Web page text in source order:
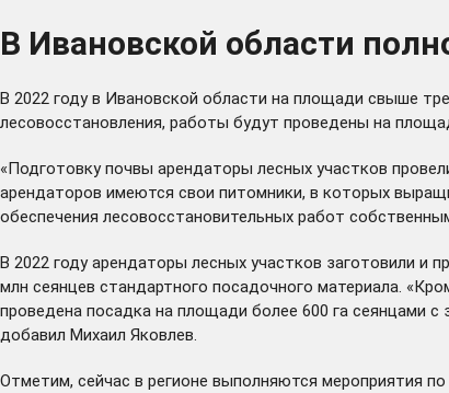
В Ивановской области
В 2022 году в Ивановской области на площади свыше
лесовосстановления, работы будут проведены на
«Подготовку почвы арендаторы лесных участков
арендаторов имеются свои питомники, в которых
обеспечения лесовосстановительных работ
В 2022 году арендаторы лесных участков заготовили и
млн сеянцев стандартного посадочного материала.
проведена посадка на площади более 600 га сеянцами
добавил Михаил Яковлев.
Отметим, сейчас в регионе выполняются мероприятия